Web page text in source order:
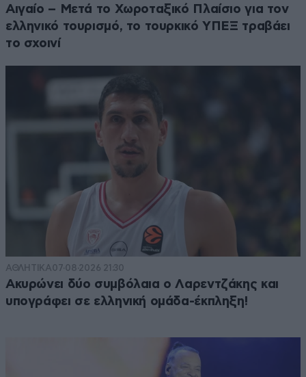
Αιγαίο – Μετά το Χωροταξικό Πλαίσιο για τον
ελληνικό τουρισμό, το τουρκικό ΥΠΕΞ τραβάει
το σχοινί
ΑΘΛΗΤΙΚΑ07·08·2026 21:30
Ακυρώνει δύο συμβόλαια ο Λαρεντζάκης και
υπογράφει σε ελληνική ομάδα-έκπληξη!